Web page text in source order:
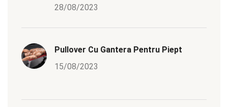
28/08/2023
Pullover Cu Gantera Pentru Piept
15/08/2023